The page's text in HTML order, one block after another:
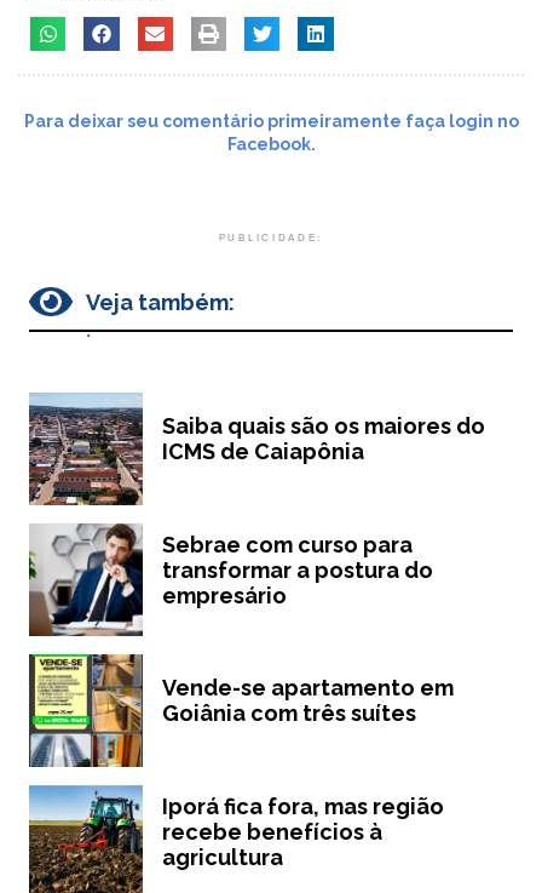
Para deixar seu comentário primeiramente faça login no
Facebook.
PUBLICIDADE:
Veja também:
.
Saiba quais são os maiores do
ICMS de Caiapônia
Sebrae com curso para
transformar a postura do
empresário
Vende-se apartamento em
Goiânia com três suítes
Iporá fica fora, mas região
recebe benefícios à
agricultura